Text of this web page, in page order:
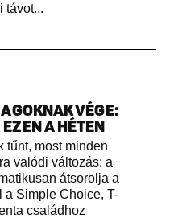
távot...
VÉGE:
A HÉTEN
tűnt, most minden
valódi változás: a
átsorolja a
a Simple Choice, T-
családhoz